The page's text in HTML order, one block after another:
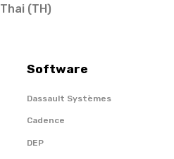
Thai (TH)
Software
Dassault Systèmes
Cadence
DEP